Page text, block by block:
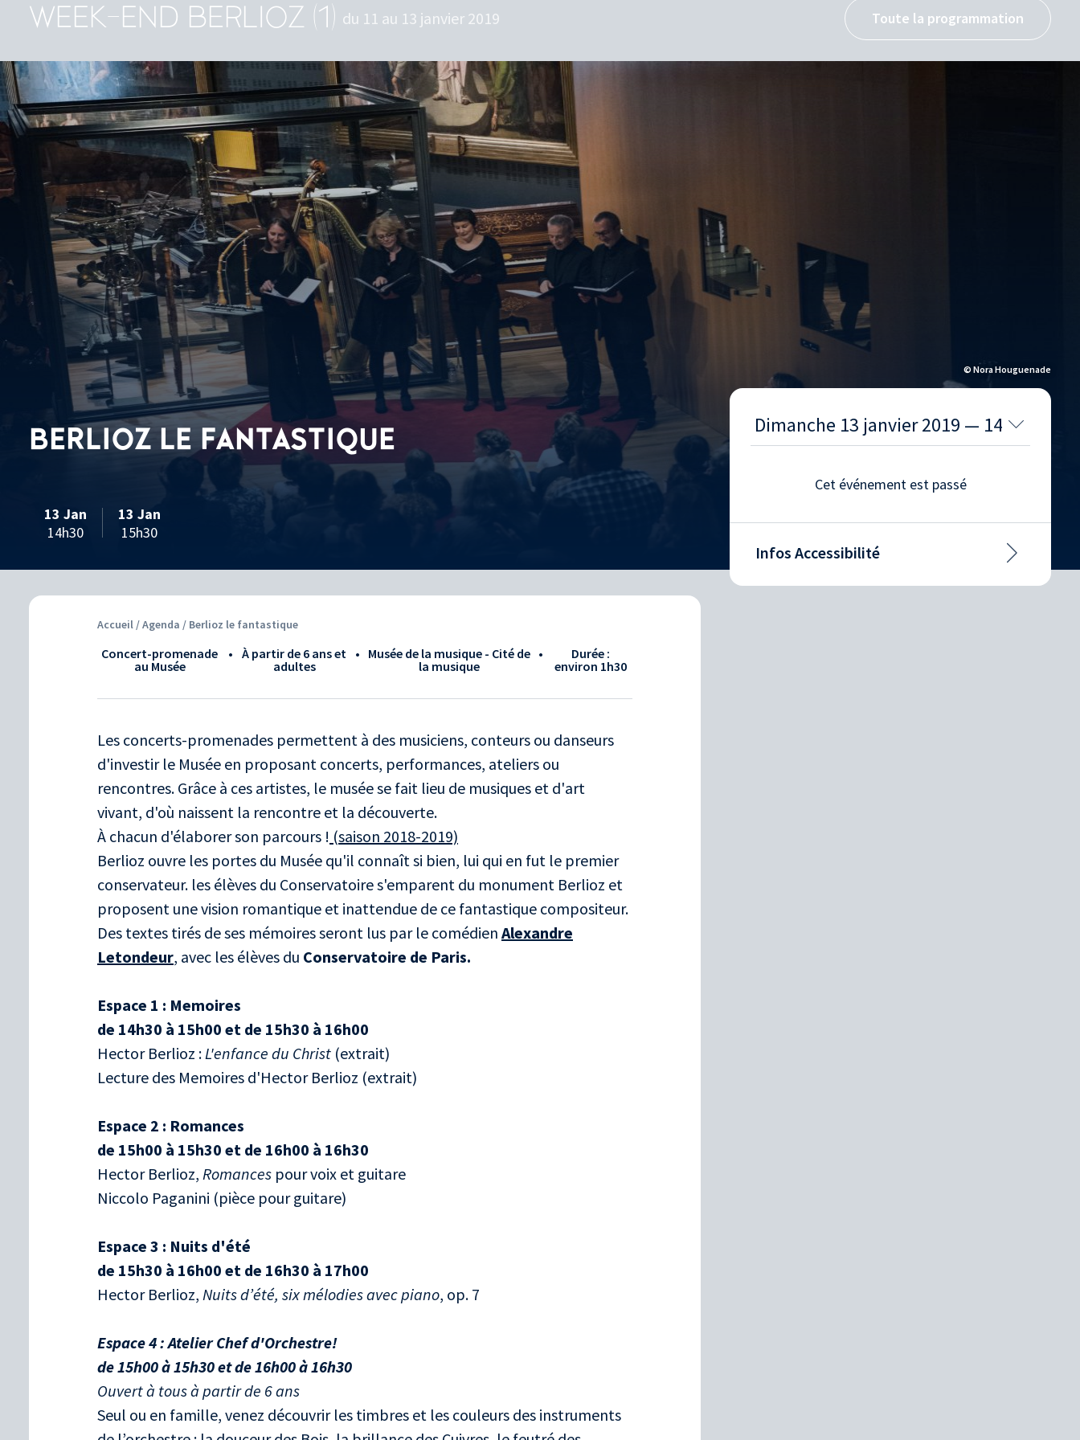
WEEK-END BERLIOZ (1) du 11 au 13 janvier 2019 Toute la programmation
© Nora Houguenade
BERLIOZ LE FANTASTIQUE
13 Jan
14h30
13 Jan
15h30
Accueil /Agenda / Berlioz le fantastique
Concert-promenade
au Musée
•
à partir de 6 ans et
adultes
• Musée de la musique - Cité de
la musique
•
Durée :
environ 1h30
Les concerts-promenades permettent à des musiciens, conteurs ou danseurs
d'investir le Musée en proposant concerts, performances, ateliers ou
rencontres. Grâce à ces artistes, le musée se fait lieu de musiques et d'art
vivant, d'où naissent la rencontre et la découverte.
À chacun d'élaborer son parcours ! (saison 2018-2019)
Berlioz ouvre les portes du Musée qu'il connaît si bien, lui qui en fut le premier
conservateur. les élèves du Conservatoire s'emparent du monument Berlioz et
proposent une vision romantique et inattendue de ce fantastique compositeur.
Des textes tirés de ses mémoires seront lus par le comédien Alexandre
Letondeur, avec les élèves du Conservatoire de Paris.
Espace 1 : Memoires
de 14h30 à 15h00 et de 15h30 à 16h00
Hector Berlioz : L'enfance du Christ (extrait)
Lecture des Memoires d'Hector Berlioz (extrait)
Espace 2 : Romances
de 15h00 à 15h30 et de 16h00 à 16h30
Hector Berlioz, Romances pour voix et guitare
Niccolo Paganini (pièce pour guitare)
Espace 3 : Nuits d'été
de 15h30 à 16h00 et de 16h30 à 17h00
Hector Berlioz, Nuits d’été, six mélodies avec piano, op. 7
Espace 4 : Atelier Chef d'Orchestre!
de 15h00 à 15h30 et de 16h00 à 16h30
Ouvert à tous à partir de 6 ans
Seul ou en famille, venez découvrir les timbres et les couleurs des instruments
Cet événement est passé
Infos Accessibilité